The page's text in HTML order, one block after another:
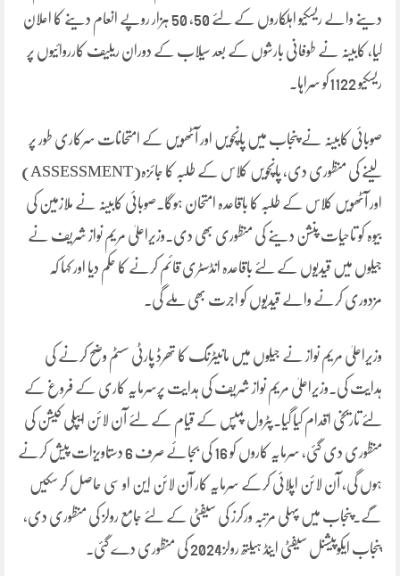
دینے والے ریسکیو اہلکاروں کے لئے 50، 50 ہزار روپے انعام دینے کا اعلان
کیا، کابینہ نے طوفانی بارشوں کے بعد سیلاب کے دوران ریلیف کارروائیوں پر
ریسکیو 1122کو سراہا۔
صوبائی کابینہ نے پنجاب میں پانچویں اور آٹھویں کے امتحانات سرکاری طور پر
لینے کی منظوری دی، پانچویں کلاس کے طلبہ کا جائزہ(ASSESSMENT)
اور آٹھویں کلاس کے طلبہ کا باقاعدہ امتحان ہوگا۔صوبائی کابینہ نے ملازمین کی
بیوہ کو تاحیات پنشن دینے کی منظوری بھی دی۔وزیراعلیٰ مریم نواز شریف نے
جیلوں میں قیدیوں کے لئے باقاعدہ انڈسٹری قائم کرنے کا حکم دیا اور کہا کہ
مزدوری کرنے والے قیدیوں کو اجرت بھی ملے گی۔
وزیراعلیٰ مریم نواز نے جیلوں میں مانیٹرنگ کا تھرڈ پارٹی سسٹم وضح کرنے کی
ہدایت کی۔وزیراعلیٰ مریم نواز شریف کی ہدایت پرسرمایہ کاری کے فروغ کے
لئے تاریخی اقدام کیا گیا۔پٹرول پمپس کے قیام کے لئے آن لائن ایپلی کیشن کی
منظوری دی گئی، سرمایہ کاروں کو 16 کی بجائے صرف 6 دستاویزات پیش کرنے
ہوں گی، آن لائن اپلائی کرکے سرمایہ کار آن لائن این او سی حاصل کر سکیں
گے۔پنجاب میں پہلی مرتبہ ورکرز کی سیفٹی کے لئے جامع رولز کی منظوری دی،
پنجاب ایکوپیشنل سیفٹی اینڈ ہیلتھ رولز2024 کی منظوری دے گئی۔